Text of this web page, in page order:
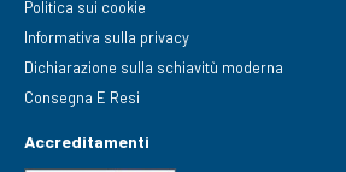
Politica sui cookie
Informativa sulla privacy
Dichiarazione sulla schiavitù moderna
Consegna E Resi
Accreditamenti